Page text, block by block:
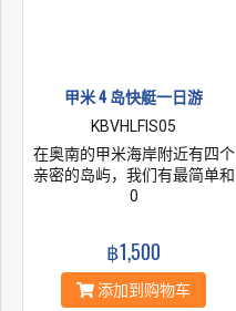
甲米 4 岛快艇一日游
KBVHLFIS05
在奥南的甲米海岸附近有四个
亲密的岛屿，我们有最简单和
最便宜的前往方式，以了解热
群岛必须在列表顶部。 在这个
阳光明媚的日子里，你将不会
相信眼前所看到的。
0
฿1,500
添加到购物车